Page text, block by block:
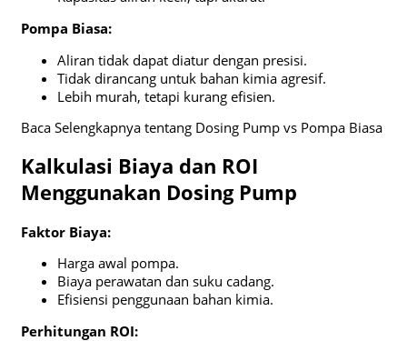
Pompa Biasa:
Aliran tidak dapat diatur dengan presisi.
Tidak dirancang untuk bahan kimia agresif.
Lebih murah, tetapi kurang efisien.
Baca Selengkapnya tentang Dosing Pump vs Pompa Biasa
Kalkulasi Biaya dan ROI
Menggunakan Dosing Pump
Faktor Biaya:
Harga awal pompa.
Biaya perawatan dan suku cadang.
Efisiensi penggunaan bahan kimia.
Perhitungan ROI: